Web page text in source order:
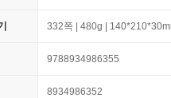
332쪽 | 480g |
9788934986355
8934986352